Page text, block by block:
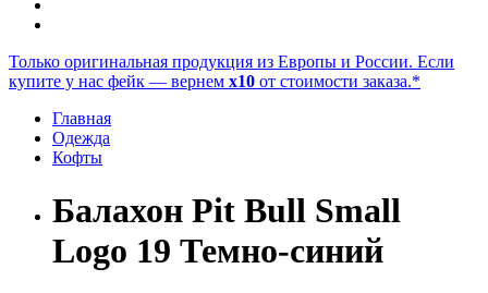
Только оригинальная продукция из Европы и России. Если
купите у нас фейк — вернем x10 от стоимости заказа.*
Главная
Одежда
Кофты
Балахон Pit Bull Small
Logo 19 Темно-синий